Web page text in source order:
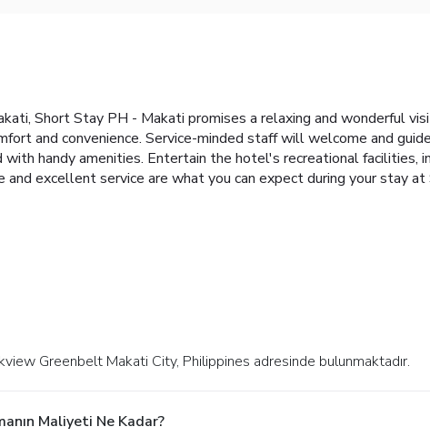
Short Stay PH - Makati promises a relaxing and wonderful
and convenience. Service-minded staff will welcome and
handy amenities. Entertain the hotel's recreational facilities,
excellent service are what you can expect during your stay
Greenbelt Makati City, Philippines adresinde bulunmaktadır.
Maliyeti Ne Kadar?